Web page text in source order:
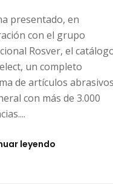
presentado, en
con el grupo
Rosver, el
un completo
de artículos
con más de 3.000
leyendo